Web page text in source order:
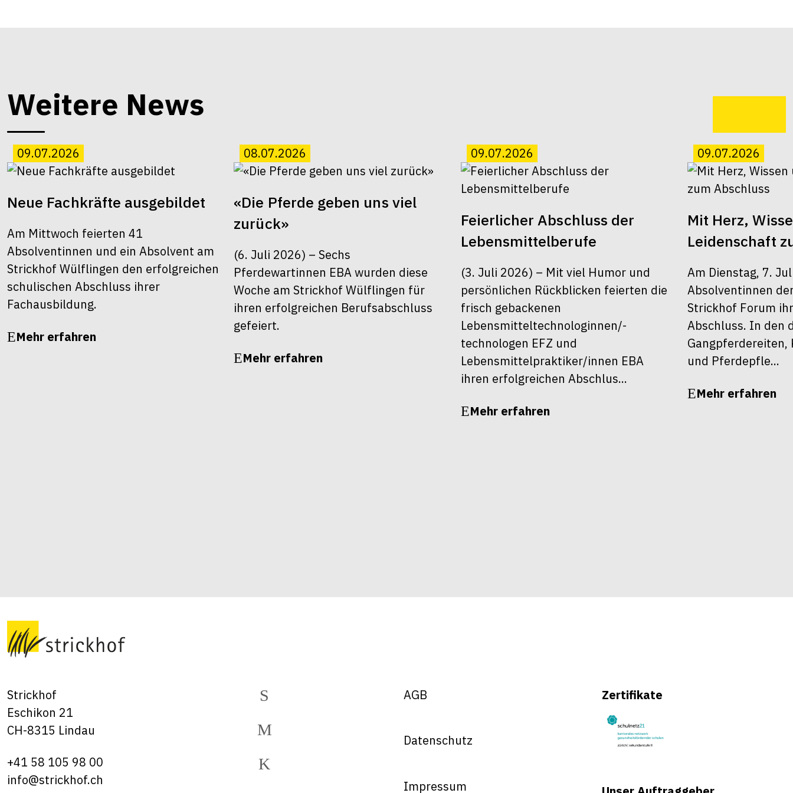
Weitere News
09.07.2026
Neue Fachkräfte ausgebildet
Am Mittwoch feierten 41
Absolventinnen und ein Absolvent am
Strickhof Wülflingen den erfolgreichen
schulischen Abschluss ihrer
Fachausbildung.
Mehr erfahren
08.07.2026
«Die Pferde geben uns viel
zurück»
(6. Juli 2026) – Sechs
Pferdewartinnen EBA wurden diese
Woche am Strickhof Wülflingen für
ihren erfolgreichen Berufsabschluss
gefeiert.
Mehr erfahren
09.07.2026
Feierlicher Abschluss der
Lebensmittelberufe
(3. Juli 2026) – Mit viel Humor und
persönlichen Rückblicken feierten die
frisch gebackenen
Lebensmitteltechnologinnen/-
technologen EFZ und
Lebensmittelpraktiker/innen EBA
ihren erfolgreichen Abschlus...
Mehr erfahren
09.07.2026
Mit Herz,
Leidenschaft
Am Dienstag, 7.
Absolventinnen
Strickhof Forum
Abschluss. In den
Gangpferdereiten,
und Pferdepfle...
Mehr erfahren
Strickhof
Eschikon 21
CH-8315 Lindau
+41 58 105 98 00
info@strickhof.ch
AGB
Datenschutz
Impressum
Zertifikate